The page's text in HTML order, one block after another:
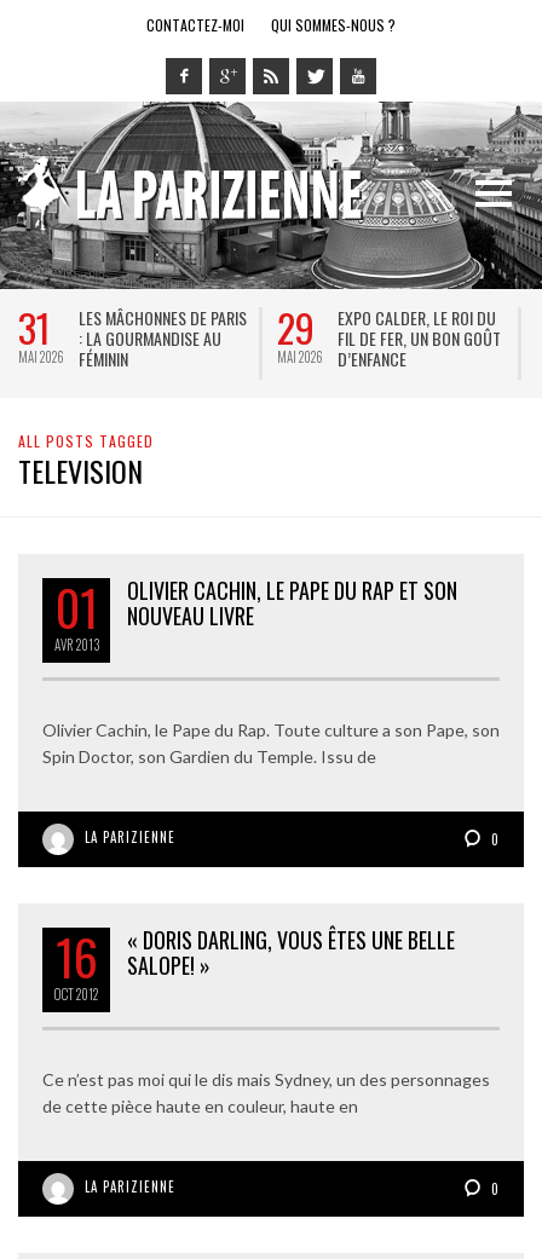
CONTACTEZ-MOI QUI SOMMES-NOUS ?
31
MAI 2026
LES MÂCHONNES DE PARIS
: LA GOURMANDISE AU
FÉMININ
29
MAI 2026
EXPO CALDER, LE ROI DU
FIL DE FER, UN BON GOÛT
D’ENFANCE
ALL POSTS TAGGED
TELEVISION
01
AVR2013
OLIVIER CACHIN, LE PAPE DU RAP ET SON
NOUVEAU LIVRE
Olivier Cachin, le Pape du Rap. Toute culture a son Pape, son
Spin Doctor, son Gardien du Temple. Issu de
LA PARIZIENNE 0
16
OCT2012
« DORIS DARLING, VOUS ÊTES UNE BELLE
SALOPE! »
Ce n’est pas moi qui le dis mais Sydney, un des personnages
de cette pièce haute en couleur, haute en
LA PARIZIENNE 0